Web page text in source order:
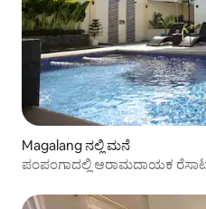
Magalang ನಲ್ಲಿ ಮನೆ
ಪಂಪಂಗಾದಲ್ಲಿ ಆರಾಮದಾಯಕ